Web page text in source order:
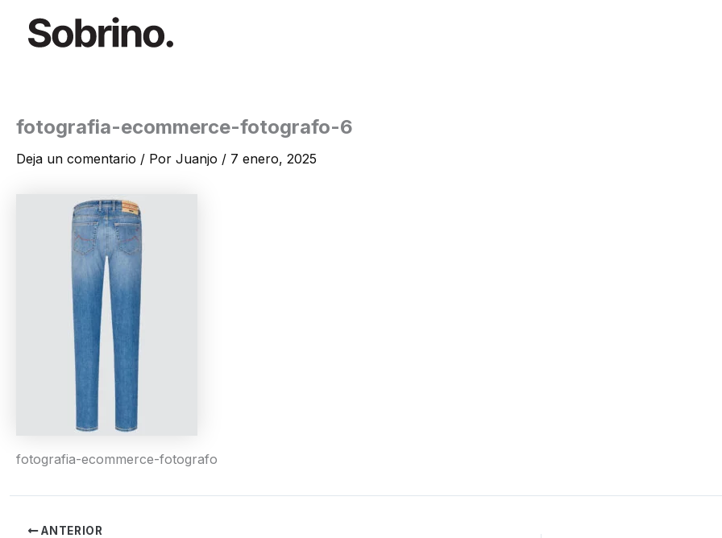
contenido
fotografia-ecommerce-fotografo-6
Deja un comentario / Por Juanjo / 7 enero, 2025
fotografia-ecommerce-fotografo
ANTERIOR